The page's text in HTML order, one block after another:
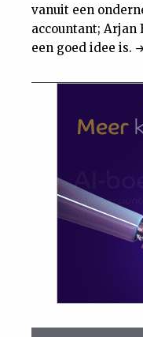
vanuit een
accountant; Arjan
een goed idee is.